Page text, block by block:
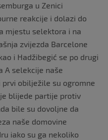
u Zenici
reakcije i dolazi do
mjestu selektora i na
zvijezda Barcelone
i Hadžibegić se po drugi
A selekcije naše
obilježile su ogromne
blijede partije protiv
bile su dovoljne da
naše domovine
iako su ga nekoliko